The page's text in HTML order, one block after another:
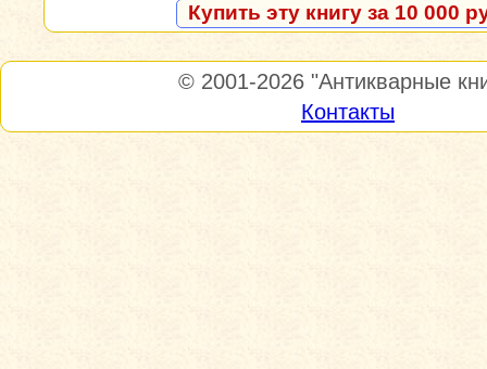
Купить эту книгу за 10 000
© 2001-2026 "Антикварные
Контакты